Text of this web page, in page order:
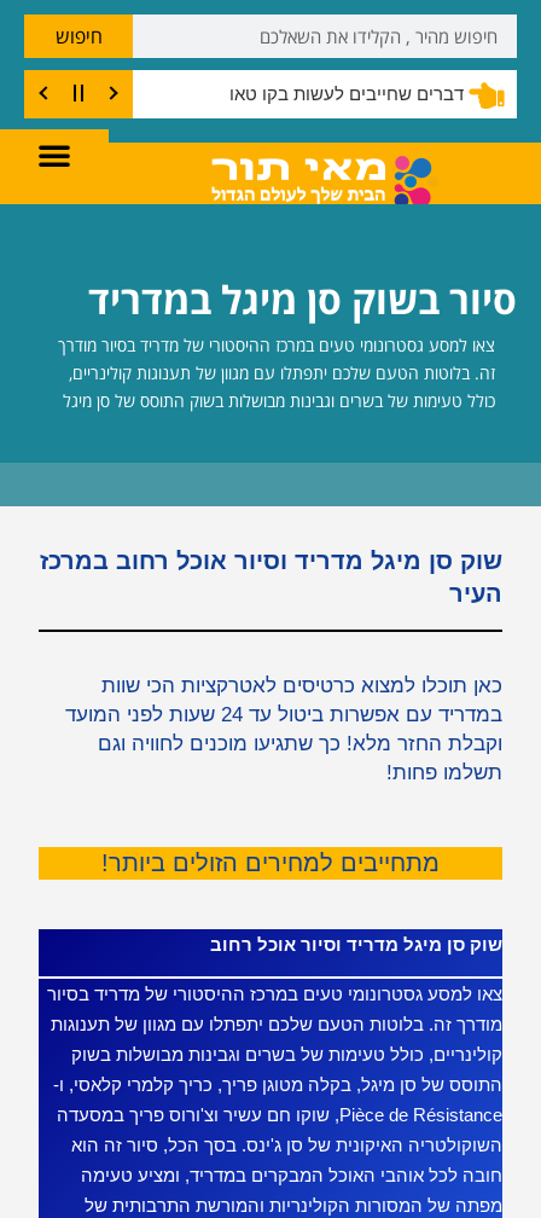
דברים שחייבים לעשות בקו טאו
חיפוש
סיור בשוק סן מיגל במדריד
צאו למסע גסטרונומי טעים במרכז ההיסטורי של מדריד בסיור מודרך
זה. בלוטות הטעם שלכם יתפתלו עם מגוון של תענוגות קולינריים,
כולל טעימות של בשרים וגבינות מבושלות בשוק התוסס של סן מיגל
שוק סן מיגל מדריד וסיור אוכל רחוב במרכז
העיר
כאן תוכלו למצוא כרטיסים לאטרקציות הכי שוות
במדריד עם אפשרות ביטול עד 24 שעות לפני המועד
וקבלת החזר מלא! כך שתגיעו מוכנים לחוויה וגם
תשלמו פחות!
מתחייבים למחירים הזולים ביותר!
שוק סן מיגל מדריד וסיור אוכל רחוב
צאו למסע גסטרונומי טעים במרכז ההיסטורי של מדריד בסיור
מודרך זה. בלוטות הטעם שלכם יתפתלו עם מגוון של תענוגות
קולינריים, כולל טעימות של בשרים וגבינות מבושלות בשוק
התוסס של סן מיגל, בקלה מטוגן פריך, כריך קלמרי קלאסי, ו-
Pièce de Résistance, שוקו חם עשיר וצ'ורוס פריך במסעדה
השוקולטריה האיקונית של סן ג'ינס. בסך הכל, סיור זה הוא
חובה לכל אוהבי האוכל המבקרים במדריד, ומציע טעימה
מפתה של המסורות הקולינריות והמורשת התרבותית של